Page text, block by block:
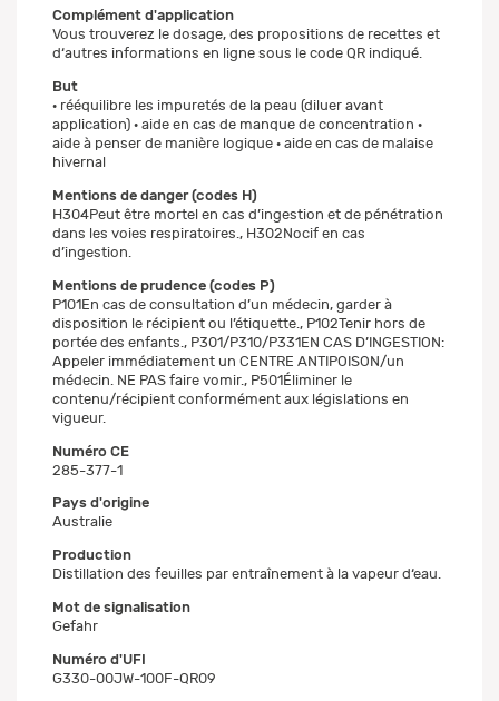
Complément d'application
Vous trouverez le dosage, des propositions de recettes et
d‘autres informations en ligne sous le code QR indiqué.
But
· rééquilibre les impuretés de la peau (diluer avant
application) · aide en cas de manque de concentration ·
aide à penser de manière logique · aide en cas de malaise
hivernal
Mentions de danger (codes H)
H304Peut être mortel en cas d’ingestion et de pénétration
dans les voies respiratoires., H302Nocif en cas
d’ingestion.
Mentions de prudence (codes P)
P101En cas de consultation d’un médecin, garder à
disposition le récipient ou l’étiquette., P102Tenir hors de
portée des enfants., P301/P310/P331EN CAS D’INGESTION:
Appeler immédiatement un CENTRE ANTIPOISON/un
médecin. NE PAS faire vomir., P501Éliminer le
contenu/récipient conformément aux législations en
vigueur.
Numéro CE
285-377-1
Pays d'origine
Australie
Production
Distillation des feuilles par entraînement à la vapeur d‘eau.
Mot de signalisation
Gefahr
Numéro d'UFI
G330-00JW-100F-QR09